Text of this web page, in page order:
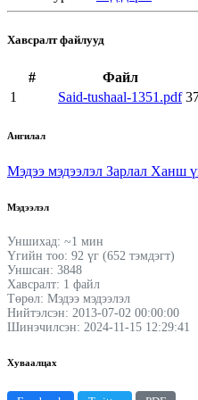
Хавсралт файлууд
# Файл
1
Said-tushaal-1351.pdf
Ангилал
Мэдээ мэдээлэл Зарлал Ханш
Мэдээлэл
Уншихад: ~1 мин
Үгийн тоо: 92 үг (652 тэмдэгт)
Уншсан: 3848
Хавсралт: 1 файл
Төрөл: Мэдээ мэдээлэл
Нийтэлсэн: 2013-07-02 00:00:00
Шинэчилсэн: 2024-11-15 12:29:41
Хуваалцах